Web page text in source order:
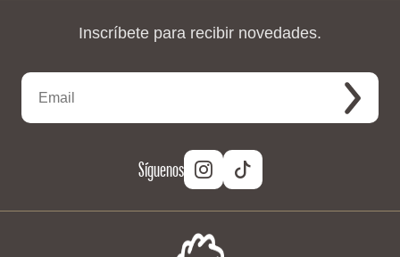
Inscríbete para recibir novedades.
Síguenos